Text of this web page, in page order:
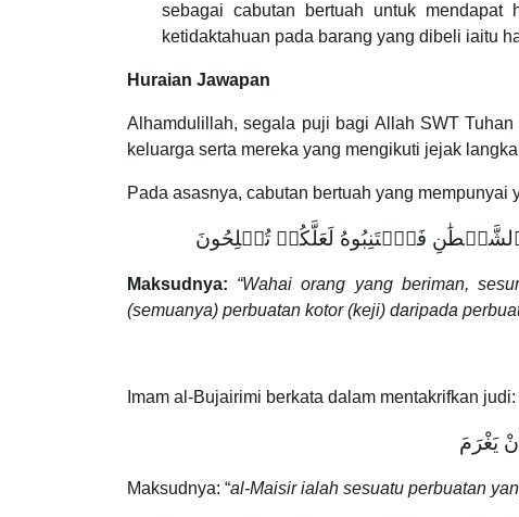
sebagai cabutan bertuah untuk
ketidaktahuan pada barang yang dibeli iaitu
Huraian Jawapan
Alhamdulillah, segala puji bagi Allah SWT
keluarga serta mereka yang mengikuti jejak
Pada asasnya, cabutan bertuah yang
فَٱجۡتَنِبُوهُ لَعَلَّكُمۡ تُفۡلِحُونَ
Maksudnya: “Wahai orang yang beriman,
(semuanya) perbuatan kotor (keji) daripada
Imam al-Bujairimi berkata dalam mentakrifkan judi:
يَغْرَمَ
Maksudnya: “al-Maisir ialah sesuatu perbuatan